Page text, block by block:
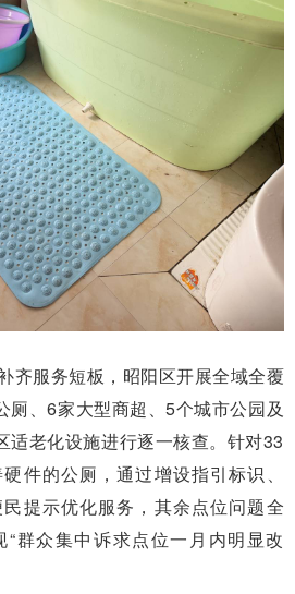
齐服务短板，昭阳区开展全域全覆
厕、6家大型商超、5个城市公园及
适老化设施进行逐一核查。针对33
件的公厕，通过增设指引标识、
提示优化服务，其余点位问题全
群众集中诉求点位一月内明显改